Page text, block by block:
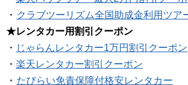
・ クラブツーリズム全国助成金利用ツア
★レンタカー用割引クーポン
・ じゃらんレンタカー1万円割引クーポン
・ 楽天レンタカー割引クーポン
・ たびらい免責保障付格安レンタカー